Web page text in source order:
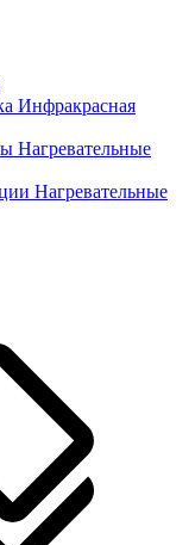
Инфракрасная
Нагревательные
Нагревательные